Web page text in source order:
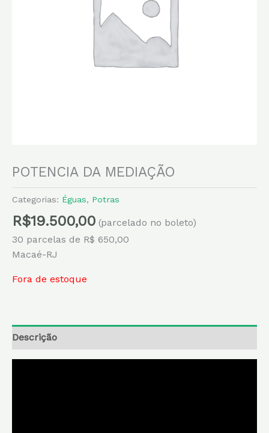
POTENCIA DA MEDIAÇÃO
Categorias: Éguas, Potras
R$19.500,00 (parcelado no boleto)
30 parcelas de R$ 650,00
Macaé-RJ
Fora de estoque
Descrição